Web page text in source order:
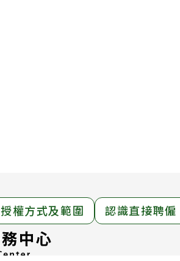
授權方式及範圍 認識直接聘僱